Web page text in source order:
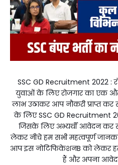
SSC GD Recruitment 2022 :
युवाओं के लिए रोजगार का एक
लाभ उठाकर आप नौकरी प्राप्त कर
के लिए SSC GD Recruitment
जिसके लिए अभ्यर्थी आवेदन कर
लेकर नीचे हम सभी महत्वपूर्ण
आप इस नोटिफिकेशनB को लेकर
हैं और अपना